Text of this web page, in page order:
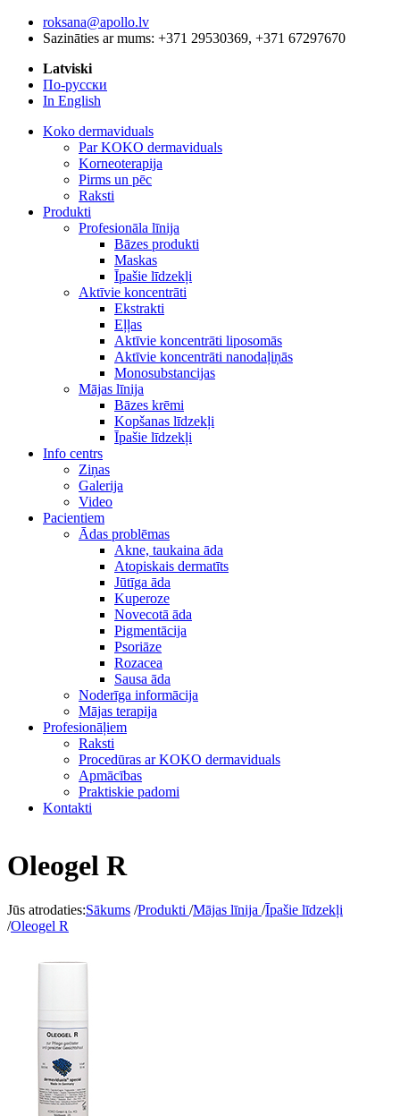
roksana@apollo.lv
Sazināties ar mums: +371 29530369, +371 67297670
Latviski
По-русски
In English
Koko dermaviduals
Par KOKO dermaviduals
Korneoterapija
Pirms un pēc
Raksti
Produkti
Profesionāla līnija
Bāzes produkti
Maskas
Īpašie līdzekļi
Aktīvie koncentrāti
Ekstrakti
Eļļas
Aktīvie koncentrāti liposomās
Aktīvie koncentrāti nanodaļiņās
Monosubstancijas
Mājas līnija
Bāzes krēmi
Kopšanas līdzekļi
Īpašie līdzekļi
Info centrs
Ziņas
Galerija
Video
Pacientiem
Ādas problēmas
Akne, taukaina āda
Atopiskais dermatīts
Jūtīga āda
Kuperoze
Novecotā āda
Pigmentācija
Psoriāze
Rozacea
Sausa āda
Noderīga informācija
Mājas terapija
Profesionāļiem
Raksti
Procedūras ar KOKO dermaviduals
Apmācības
Praktiskie padomi
Kontakti
Oleogel R
Jūs atrodaties:Sākums /Produkti /Mājas līnija /Īpašie līdzekļi
/Oleogel R